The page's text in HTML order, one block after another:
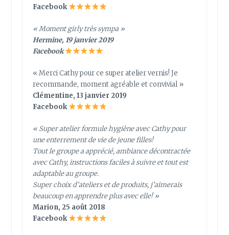
Facebook
« Moment girly très sympa »
Hermine, 19 janvier 2019
Facebook
« Merci Cathy pour ce super atelier vernis! Je
recommande, moment agréable et convivial »
Clémentine, 13 janvier 2019
Facebook
« Super atelier formule hygiène avec Cathy pour
une enterrement de vie de jeune filles!
Tout le groupe a apprécié, ambiance décontractée
avec Cathy, instructions faciles à suivre et tout est
adaptable au groupe.
Super choix d’ateliers et de produits, j’aimerais
beaucoup en apprendre plus avec elle! »
Marion, 25 août 2018
Facebook